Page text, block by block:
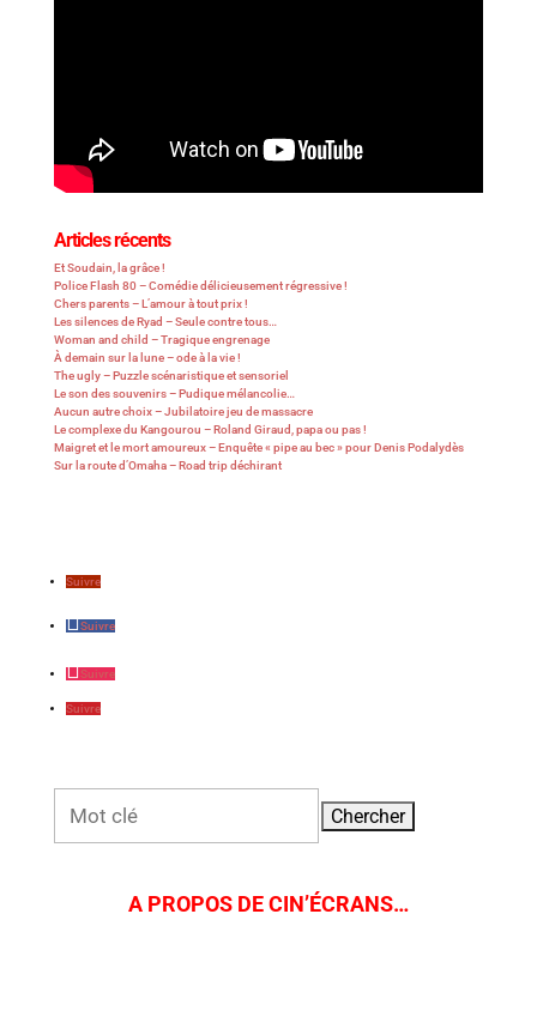
Articles récents
Et Soudain, la grâce !
Police Flash 80 – Comédie délicieusement régressive !
Chers parents – L’amour à tout prix !
Les silences de Ryad – Seule contre tous…
Woman and child – Tragique engrenage
À demain sur la lune – ode à la vie !
The ugly – Puzzle scénaristique et sensoriel
Le son des souvenirs – Pudique mélancolie…
Aucun autre choix – Jubilatoire jeu de massacre
Le complexe du Kangourou – Roland Giraud, papa ou pas !
Maigret et le mort amoureux – Enquête « pipe au bec » pour Denis Podalydès
Sur la route d’Omaha – Road trip déchirant
Suivre
Suivre
Suivre
Suivre
Rechercher:
A PROPOS DE CIN’ÉCRANS…